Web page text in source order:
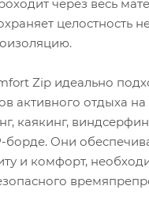
через весь
целостность
Zip идеально
активного отдыха на
каякинг,
борде. Они
и комфорт,